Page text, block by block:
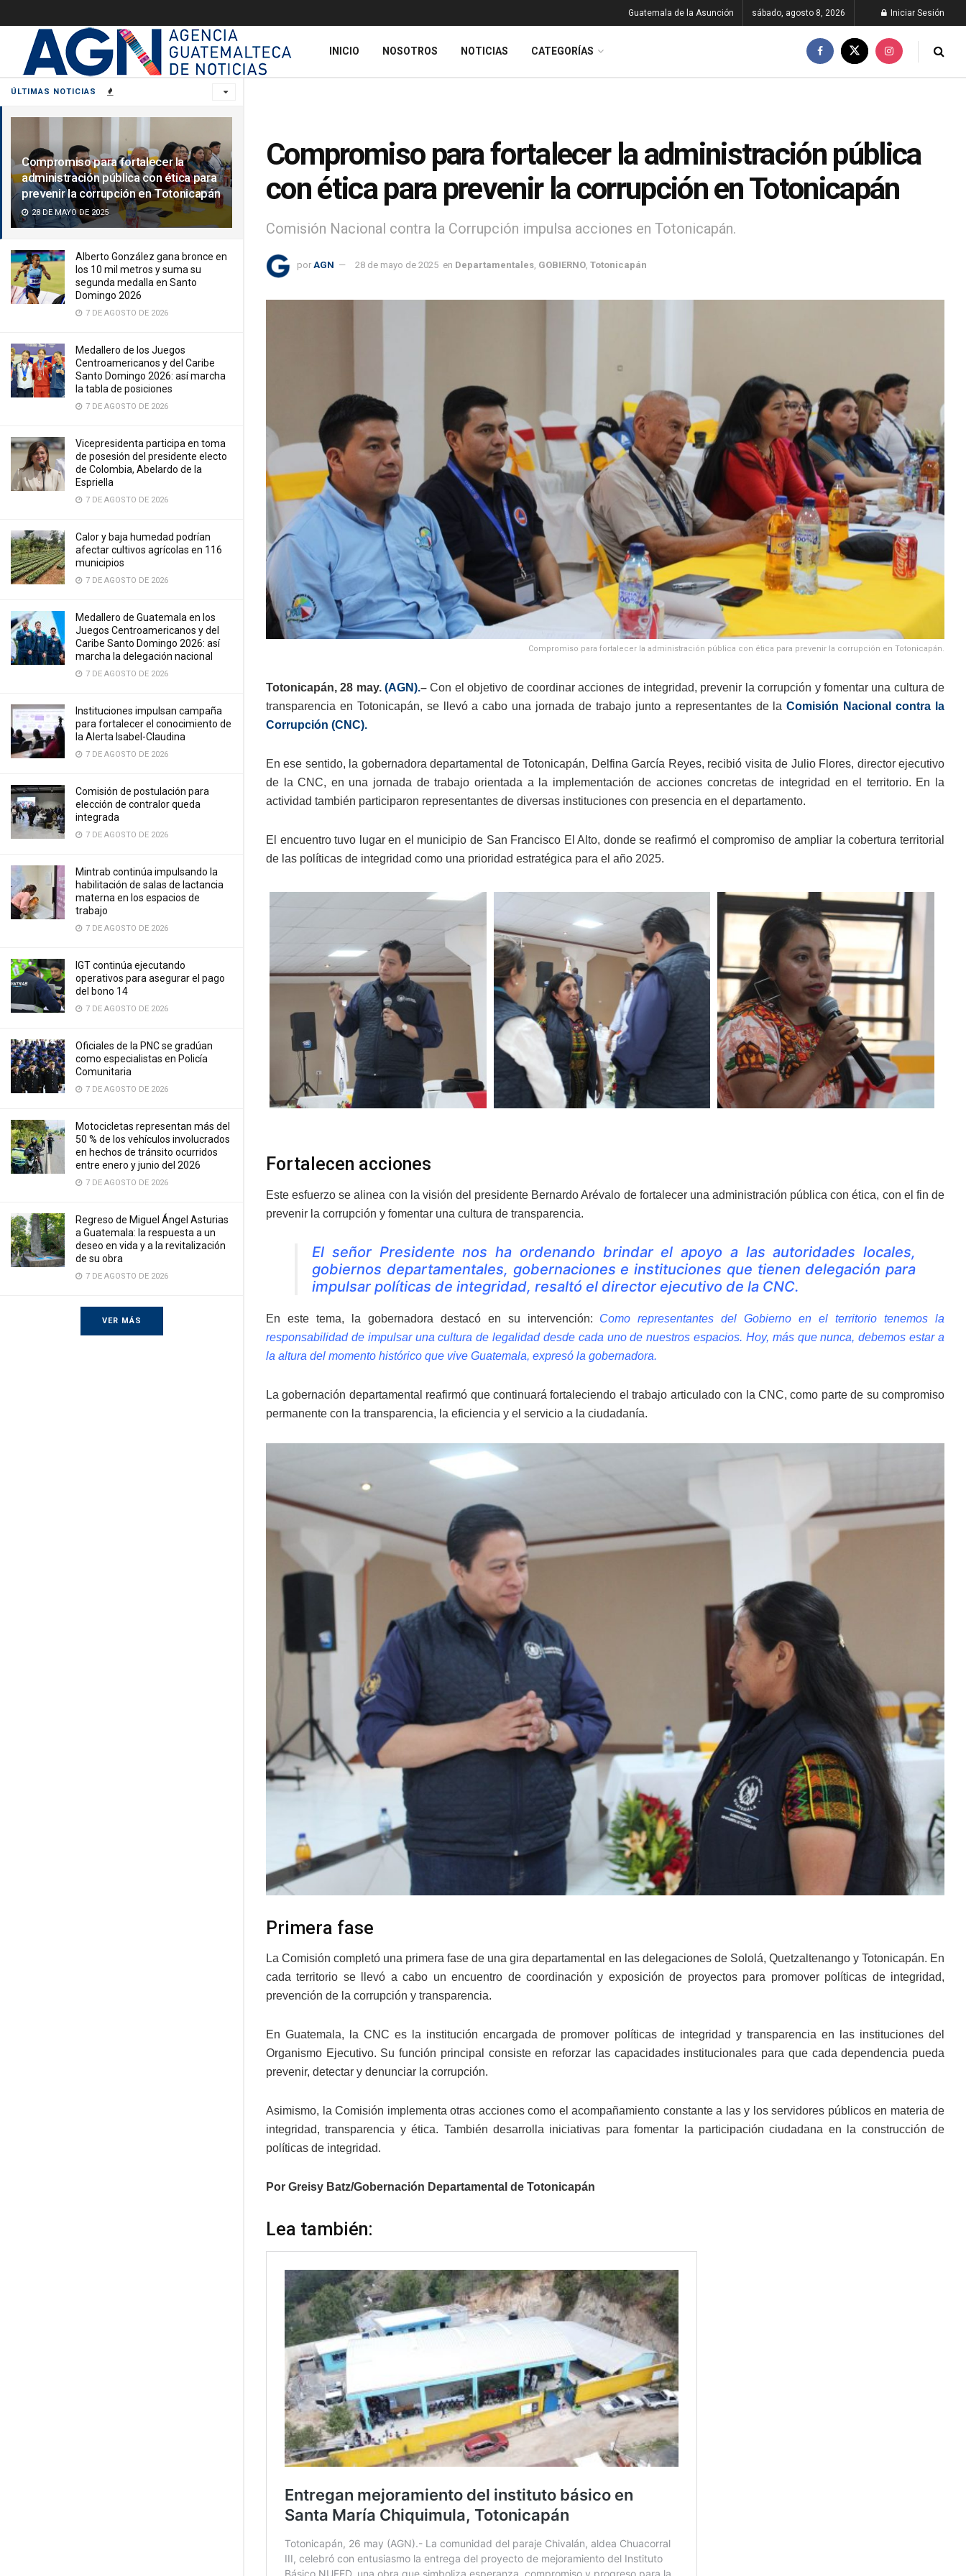
ÚLTIMAS NOTICIAS
Compromiso para fortalecer la
administración pública con ética para
prevenir la corrupción en Totonicapán
28 DE MAYO DE 2025
Alberto González gana bronce en
los 10 mil metros y suma su
segunda medalla en Santo
Domingo 2026
7 DE AGOSTO DE 2026
Medallero de los Juegos
Centroamericanos y del Caribe
Santo Domingo 2026: así marcha
la tabla de posiciones
7 DE AGOSTO DE 2026
Vicepresidenta participa en toma
de posesión del presidente electo
de Colombia, Abelardo de la
Espriella
7 DE AGOSTO DE 2026
Calor y baja humedad podrían
afectar cultivos agrícolas en 116
municipios
7 DE AGOSTO DE 2026
Medallero de Guatemala en los
Juegos Centroamericanos y del
Caribe Santo Domingo 2026: así
marcha la delegación nacional
7 DE AGOSTO DE 2026
Instituciones impulsan campaña
para fortalecer el conocimiento de
la Alerta Isabel-Claudina
7 DE AGOSTO DE 2026
Comisión de postulación para
elección de contralor queda
integrada
7 DE AGOSTO DE 2026
Mintrab continúa impulsando la
habilitación de salas de lactancia
materna en los espacios de
trabajo
7 DE AGOSTO DE 2026
IGT continúa ejecutando
operativos para asegurar el pago
del bono 14
7 DE AGOSTO DE 2026
Oficiales de la PNC se gradúan
como especialistas en Policía
Comunitaria
7 DE AGOSTO DE 2026
Motocicletas representan más del
50 % de los vehículos involucrados
en hechos de tránsito ocurridos
entre enero y junio del 2026
7 DE AGOSTO DE 2026
Regreso de Miguel Ángel Asturias
a Guatemala: la respuesta a un
deseo en vida y a la revitalización
de su obra
7 DE AGOSTO DE 2026
VER MÁS
Guatemala de la Asunción sábado, agosto 8, 2026 Iniciar Sesión
INICIO NOSOTROS NOTICIAS CATEGORÍAS
Compromiso para fortalecer la administración pública
con ética para prevenir la corrupción en Totonicapán
Comisión Nacional contra la Corrupción impulsa acciones en Totonicapán.
por AGN 28 de mayo de 2025 en Departamentales GOBIERNO Totonicapán
Compromiso para fortalecer la administración pública con ética para prevenir la corrupción en Totonicapán.
Totonicapán, 28 may.(AGN).– Con el objetivo de coordinar acciones de integridad, prevenir la corrupción y fomentar una cultura de
transparencia en Totonicapán, se llevó a cabo una jornada de trabajo junto a representantes de laComisión Nacional contra la
Corrupción (CNC).
En ese sentido, la gobernadora departamental de Totonicapán, Delfina García Reyes, recibió visita de Julio Flores, director ejecutivo
de la CNC, en una jornada de trabajo orientada a la implementación de acciones concretas de integridad en el territorio. En la
actividad también participaron representantes de diversas instituciones con presencia en el departamento.
El encuentro tuvo lugar en el municipio de San Francisco El Alto, donde se reafirmó el compromiso de ampliar la cobertura territorial
de las políticas de integridad como una prioridad estratégica para el año 2025.
Fortalecen acciones
Este esfuerzo se alinea con la visión del presidente Bernardo Arévalo de fortalecer una administración pública con ética, con el fin de
prevenir la corrupción y fomentar una cultura de transparencia.
El señor Presidente nos ha ordenando brindar el apoyo a las autoridades locales,
gobiernos departamentales, gobernaciones e instituciones que tienen delegación para
impulsar políticas de integridad, resaltó el director ejecutivo de la CNC.
En este tema, la gobernadora destacó en su intervención: Como representantes del Gobierno en el territorio tenemos la
responsabilidad de impulsar una cultura de legalidad desde cada uno de nuestros espacios. Hoy, más que nunca, debemos estar a
la altura del momento histórico que vive Guatemala, expresó la gobernadora.
La gobernación departamental reafirmó que continuará fortaleciendo el trabajo articulado con la CNC, como parte de su compromiso
permanente con la transparencia, la eficiencia y el servicio a la ciudadanía.
Primera fase
La Comisión completó una primera fase de una gira departamental en las delegaciones de Sololá, Quetzaltenango y Totonicapán. En
cada territorio se llevó a cabo un encuentro de coordinación y exposición de proyectos para promover políticas de integridad,
prevención de la corrupción y transparencia.
En Guatemala, la CNC es la institución encargada de promover políticas de integridad y transparencia en las instituciones del
Organismo Ejecutivo. Su función principal consiste en reforzar las capacidades institucionales para que cada dependencia pueda
prevenir, detectar y denunciar la corrupción.
Asimismo, la Comisión implementa otras acciones como el acompañamiento constante a las y los servidores públicos en materia de
integridad, transparencia y ética. También desarrolla iniciativas para fomentar la participación ciudadana en la construcción de
políticas de integridad.
Por Greisy Batz/Gobernación Departamental de Totonicapán
Lea también: